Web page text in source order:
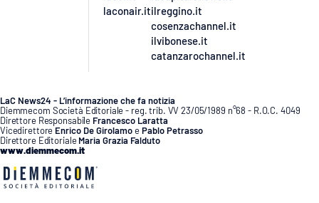
Storie
LAC
NETWORK
laconair.itilreggino.it
cosenzachannel.it
ilvibonese.it
catanzarochannel.it
LaC News24 - L’informazione che fa notizia
Diemmecom Società Editoriale - reg. trib. VV 23/05/1989 n°68 - R.O.C. 4049
Direttore Responsabile Francesco Laratta
Vicedirettore Enrico De GirolamoePablo Petrasso
Direttore Editoriale Maria Grazia Falduto
www.diemmecom.it